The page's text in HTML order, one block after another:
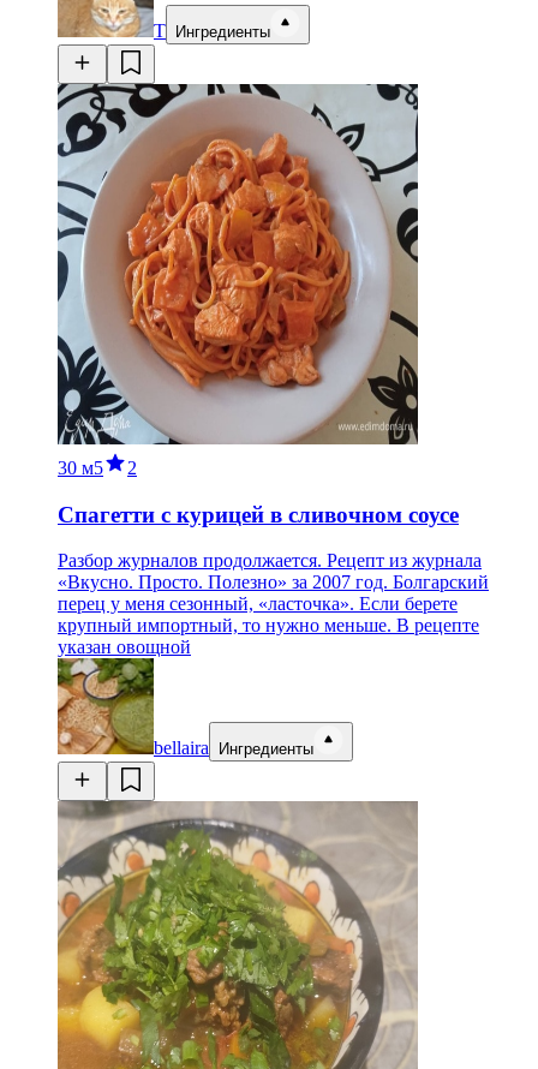
Т Ингредиенты
30 м5 2
Спагетти с курицей в сливочном соусе
Разбор журналов продолжается. Рецепт из журнала
«Вкусно. Просто. Полезно» за 2007 год. Болгарский
перец у меня сезонный, «ласточка». Если берете
крупный импортный, то нужно меньше. В рецепте
указан овощной
bellaira Ингредиенты